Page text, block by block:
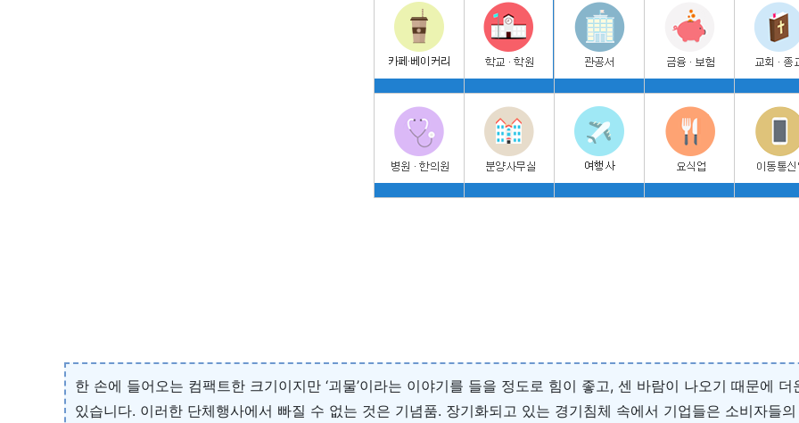
한 손에 들어오는 컴팩트한 크기이지만 ‘괴물’이라는 이야기를 들을 정도로 힘이 좋고, 센 바람이 나오기 때문에
있습니다. 이러한 단체행사에서 빠질 수 없는 것은 기념품. 장기화되고 있는 경기침체 속에서 기업들은 소비자들